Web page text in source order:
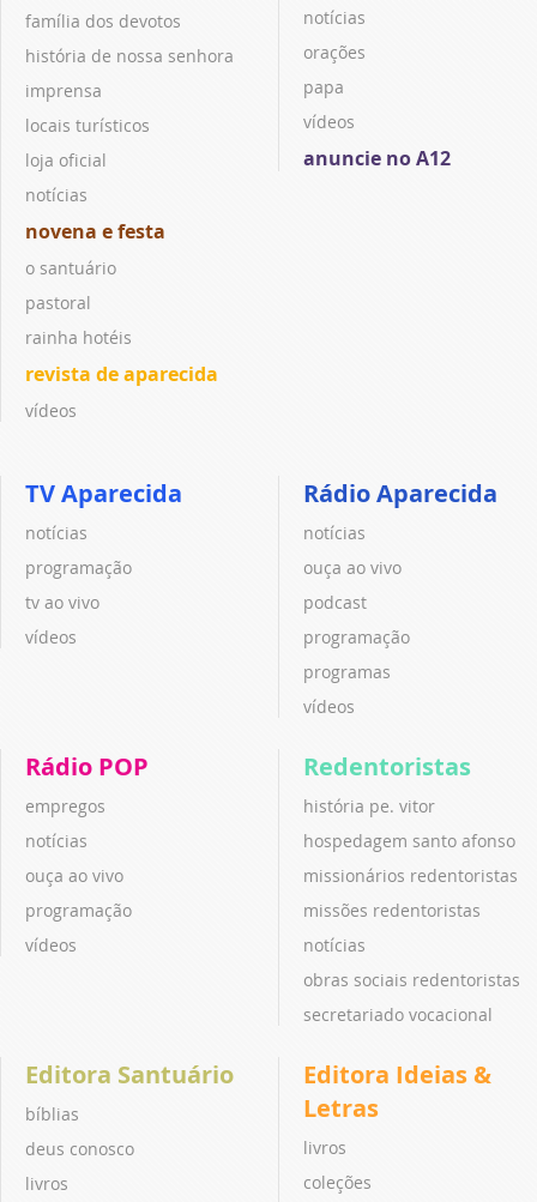
família dos devotos
história de nossa senhora
imprensa
locais turísticos
loja oficial
notícias
novena e festa
o santuário
pastoral
rainha hotéis
revista de aparecida
vídeos
notícias
orações
papa
vídeos
anuncie no A12
TV Aparecida
notícias
programação
tv ao vivo
vídeos
Rádio Aparecida
notícias
ouça ao vivo
podcast
programação
programas
vídeos
Rádio POP
empregos
notícias
ouça ao vivo
programação
vídeos
Redentoristas
história pe. vitor
hospedagem santo afonso
missionários redentoristas
missões redentoristas
notícias
obras sociais redentoristas
secretariado vocacional
Editora Santuário
bíblias
deus conosco
livros
Editora Ideias &
Letras
livros
coleções